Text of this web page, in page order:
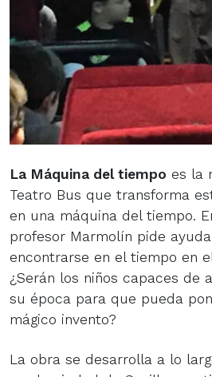
La Máquina del tiempo es la
Teatro Bus que transforma
en una máquina del tiempo.
profesor Marmolín pide
encontrarse en el tiempo en
¿Serán los niños capaces de
su época para que pueda
mágico invento?
La obra se desarrolla a lo